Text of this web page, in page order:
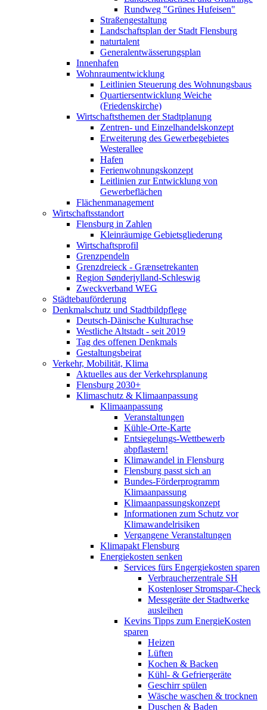
Rundweg "Grünes Hufeisen"
Straßengestaltung
Landschaftsplan der Stadt Flensburg
naturtalent
Generalentwässerungsplan
Innenhafen
Wohnraumentwicklung
Leitlinien Steuerung des Wohnungsbaus
Quartiersentwicklung Weiche
(Friedenskirche)
Wirtschaftsthemen der Stadtplanung
Zentren- und Einzelhandelskonzept
Erweiterung des Gewerbegebietes
Westerallee
Hafen
Ferienwohnungskonzept
Leitlinien zur Entwicklung von
Gewerbeflächen
Flächenmanagement
Wirtschaftsstandort
Flensburg in Zahlen
Kleinräumige Gebietsgliederung
Wirtschaftsprofil
Grenzpendeln
Grenzdreieck - Grænsetrekanten
Region Sønderjylland-Schleswig
Zweckverband WEG
Städtebauförderung
Denkmalschutz und Stadtbildpflege
Deutsch-Dänische Kulturachse
Westliche Altstadt - seit 2019
Tag des offenen Denkmals
Gestaltungsbeirat
Verkehr, Mobilität, Klima
Aktuelles aus der Verkehrsplanung
Flensburg 2030+
Klimaschutz & Klimaanpassung
Klimaanpassung
Veranstaltungen
Kühle-Orte-Karte
Entsiegelungs-Wettbewerb
abpflastern!
Klimawandel in Flensburg
Flensburg passt sich an
Bundes-Förderprogramm
Klimaanpassung
Klimaanpassungskonzept
Informationen zum Schutz vor
Klimawandelrisiken
Vergangene Veranstaltungen
Klimapakt Flensburg
Energiekosten senken
Services fürs Engergiekosten sparen
Verbraucherzentrale SH
Kostenloser Stromspar-Check
Messgeräte der Stadtwerke
ausleihen
Kevins Tipps zum EnergieKosten
sparen
Heizen
Lüften
Kochen & Backen
Kühl- & Gefriergeräte
Geschirr spülen
Wäsche waschen & trocknen
Duschen & Baden